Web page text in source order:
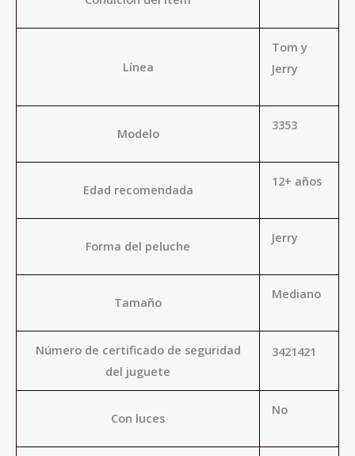
Línea
Tom y
Jerry
Modelo
3353
Edad recomendada
12+ años
Forma del peluche
Jerry
Tamaño
Mediano
Número de certificado de seguridad
del juguete
3421421
Con luces
No